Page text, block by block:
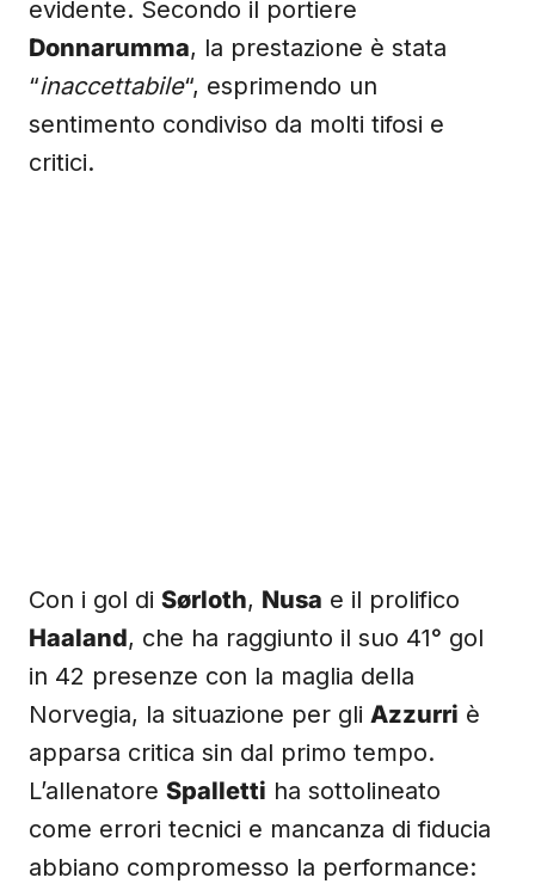
evidente. Secondo il portiere
Donnarumma, la prestazione è stata
“inaccettabile“, esprimendo un
sentimento condiviso da molti tifosi e
critici.
Con i gol di Sørloth, Nusa e il prolifico
Haaland, che ha raggiunto il suo 41° gol
in 42 presenze con la maglia della
Norvegia, la situazione per gli Azzurri è
apparsa critica sin dal primo tempo.
L’allenatore Spalletti ha sottolineato
come errori tecnici e mancanza di fiducia
abbiano compromesso la performance: